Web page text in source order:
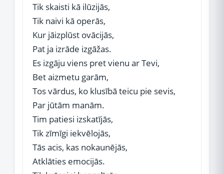
Tik skaisti kā ilūzijās,
Tik naivi kā operās,
Kur jāizplūst ovācijās,
Pat ja izrāde izgāžas.
Es izgāju viens pret vienu ar Tevi,
Bet aizmetu garām,
Tos vārdus, ko klusībā teicu pie sevis,
Par jūtām manām.
Tim patiesi izskatījās,
Tik zīmīgi iekvēlojās,
Tās acis, kas nokaunējās,
Atklāties emocijās.